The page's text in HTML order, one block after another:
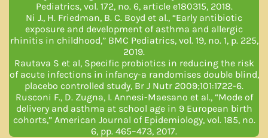
Pediatrics, vol. 172, no. 6, article e180315, 2018.
Ni J., H. Friedman, B. C. Boyd et al., “Early antibiotic
exposure and development of asthma and allergic
rhinitis in childhood,” BMC Pediatrics, vol. 19, no. 1, p. 225,
2019.
Rautava S et al, Specific probiotics in reducing the risk
of acute infections in infancy-a randomises double blind,
placebo controlled study, Br J Nutr 2009;101:1722-6.
Rusconi F., D. Zugna, I. Annesi-Maesano et al., “Mode of
delivery and asthma at school age in 9 European birth
cohorts,” American Journal of Epidemiology, vol. 185, no.
6, pp. 465–473, 2017.